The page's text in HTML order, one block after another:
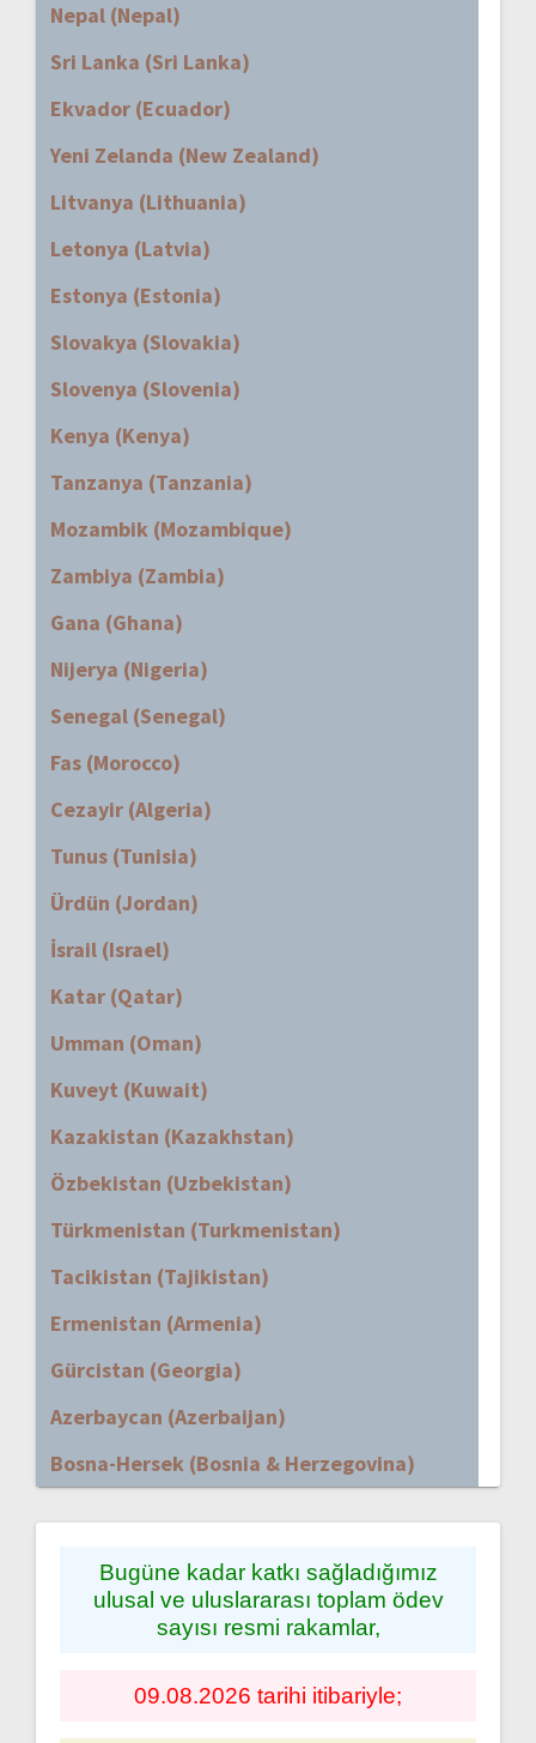
Nepal (Nepal)
Sri Lanka (Sri Lanka)
Ekvador (Ecuador)
Yeni Zelanda (New Zealand)
Litvanya (Lithuania)
Letonya (Latvia)
Estonya (Estonia)
Slovakya (Slovakia)
Slovenya (Slovenia)
Kenya (Kenya)
Tanzanya (Tanzania)
Mozambik (Mozambique)
Zambiya (Zambia)
Gana (Ghana)
Nijerya (Nigeria)
Senegal (Senegal)
Fas (Morocco)
Cezayir (Algeria)
Tunus (Tunisia)
Ürdün (Jordan)
İsrail (Israel)
Katar (Qatar)
Umman (Oman)
Kuveyt (Kuwait)
Kazakistan (Kazakhstan)
Özbekistan (Uzbekistan)
Türkmenistan (Turkmenistan)
Tacikistan (Tajikistan)
Ermenistan (Armenia)
Gürcistan (Georgia)
Azerbaycan (Azerbaijan)
Bosna-Hersek (Bosnia & Herzegovina)
Bugüne kadar katkı sağladığımız
ulusal ve uluslararası toplam ödev
sayısı resmi rakamlar,
09.08.2026 tarihi itibariyle;